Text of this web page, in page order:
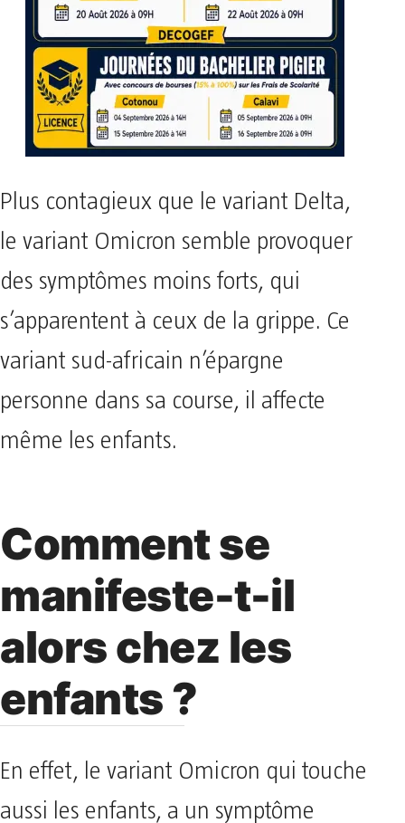
Plus contagieux que le variant Delta,
le variant Omicron semble provoquer
des symptômes moins forts, qui
s’apparentent à ceux de la grippe. Ce
variant sud-africain n’épargne
personne dans sa course, il affecte
même les enfants.
Comment se
manifeste-t-il
alors chez les
enfants ?
En effet, le variant Omicron qui touche
aussi les enfants, a un symptôme